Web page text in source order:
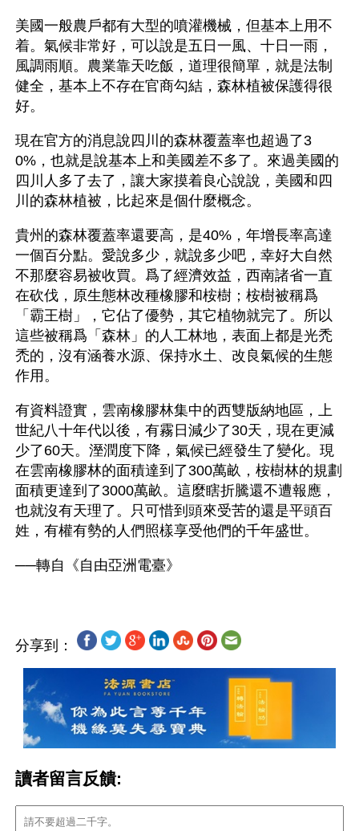
美國一般農戶都有大型的噴灌機械，但基本上用不
着。氣候非常好，可以說是五日一風、十日一雨，
風調雨順。農業靠天吃飯，道理很簡單，就是法制
健全，基本上不存在官商勾結，森林植被保護得很
好。
現在官方的消息說四川的森林覆蓋率也超過了3
0%，也就是說基本上和美國差不多了。來過美國的
四川人多了去了，讓大家摸着良心說說，美國和四
川的森林植被，比起來是個什麼概念。
貴州的森林覆蓋率還要高，是40%，年增長率高達
一個百分點。愛說多少，就說多少吧，幸好大自然
不那麼容易被收買。爲了經濟效益，西南諸省一直
在砍伐，原生態林改種橡膠和桉樹；桉樹被稱爲
「霸王樹」，它佔了優勢，其它植物就完了。所以
這些被稱爲「森林」的人工林地，表面上都是光禿
禿的，沒有涵養水源、保持水土、改良氣候的生態
作用。
有資料證實，雲南橡膠林集中的西雙版納地區，上
世紀八十年代以後，有霧日減少了30天，現在更減
少了60天。溼潤度下降，氣候已經發生了變化。現
在雲南橡膠林的面積達到了300萬畝，桉樹林的規劃
面積更達到了3000萬畝。這麼瞎折騰還不遭報應，
也就沒有天理了。只可惜到頭來受苦的還是平頭百
姓，有權有勢的人們照樣享受他們的千年盛世。
分享到：
讀者留言反饋: